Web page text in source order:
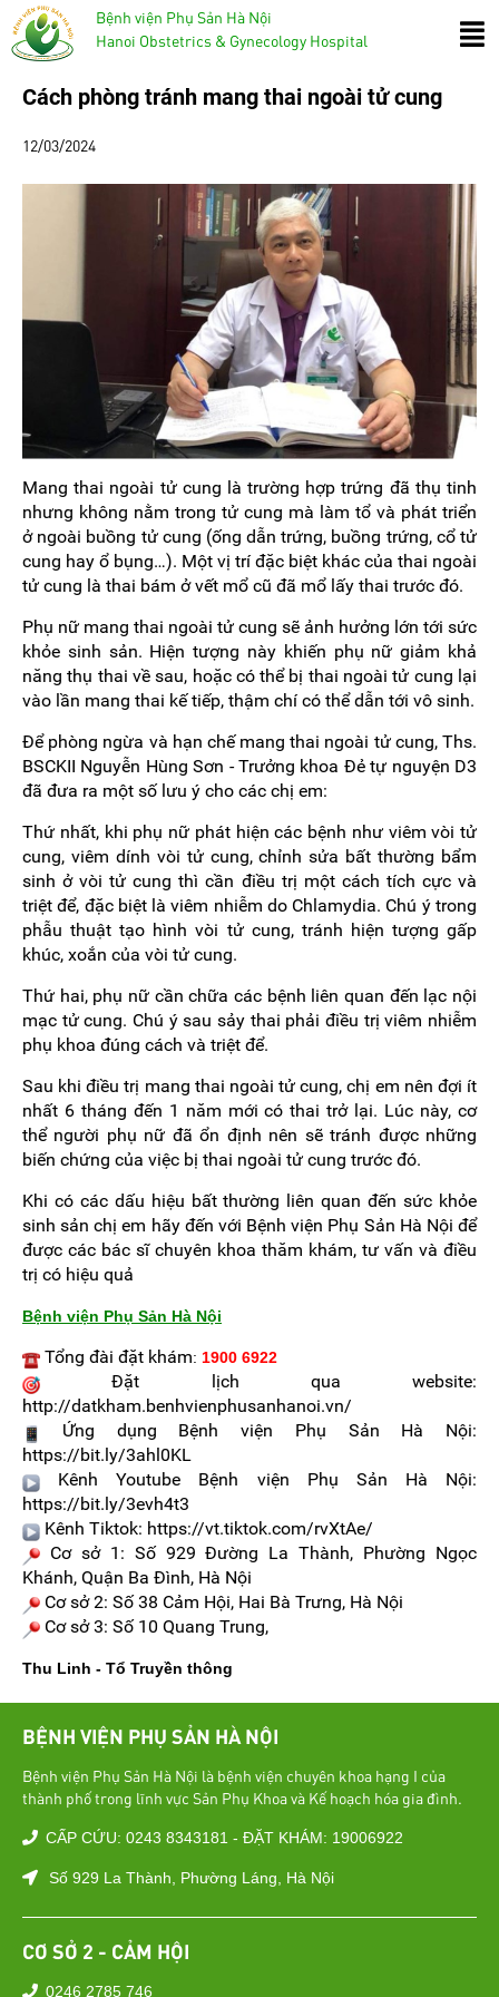
Bệnh viện Phụ Sản Hà Nội
Hanoi Obstetrics & Gynecology Hospital
Cách phòng tránh mang thai ngoài tử cung
12/03/2024
Mang thai ngoài tử cung là trường hợp trứng đã thụ tinh
nhưng không nằm trong tử cung mà làm tổ và phát triển
ở ngoài buồng tử cung (ống dẫn trứng, buồng trứng, cổ tử
cung hay ổ bụng…). Một vị trí đặc biệt khác của thai ngoài
tử cung là thai bám ở vết mổ cũ đã mổ lấy thai trước đó.
Phụ nữ mang thai ngoài tử cung sẽ ảnh hưởng lớn tới sức
khỏe sinh sản. Hiện tượng này khiến phụ nữ giảm khả
năng thụ thai về sau, hoặc có thể bị thai ngoài tử cung lại
vào lần mang thai kế tiếp, thậm chí có thể dẫn tới vô sinh.
Để phòng ngừa và hạn chế mang thai ngoài tử cung, Ths.
BSCKII Nguyễn Hùng Sơn - Trưởng khoa Đẻ tự nguyện D3
đã đưa ra một số lưu ý cho các chị em:
Thứ nhất, khi phụ nữ phát hiện các bệnh như viêm vòi tử
cung, viêm dính vòi tử cung, chỉnh sửa bất thường bẩm
sinh ở vòi tử cung thì cần điều trị một cách tích cực và
triệt để, đặc biệt là viêm nhiễm do Chlamydia. Chú ý trong
phẫu thuật tạo hình vòi tử cung, tránh hiện tượng gấp
khúc, xoắn của vòi tử cung.
Thứ hai, phụ nữ cần chữa các bệnh liên quan đến lạc nội
mạc tử cung. Chú ý sau sảy thai phải điều trị viêm nhiễm
phụ khoa đúng cách và triệt để.
Sau khi điều trị mang thai ngoài tử cung, chị em nên đợi ít
nhất 6 tháng đến 1 năm mới có thai trở lại. Lúc này, cơ
thể người phụ nữ đã ổn định nên sẽ tránh được những
biến chứng của việc bị thai ngoài tử cung trước đó.
Khi có các dấu hiệu bất thường liên quan đến sức khỏe
sinh sản chị em hãy đến với Bệnh viện Phụ Sản Hà Nội để
được các bác sĩ chuyên khoa thăm khám, tư vấn và điều
trị có hiệu quả
Bệnh viện Phụ Sản Hà Nội
Tổng đài đặt khám: 1900 6922
Đặt lịch qua website:
http://datkham.benhvienphusanhanoi.vn/
Ứng dụng Bệnh viện Phụ Sản Hà Nội:
https://bit.ly/3ahl0KL
Kênh Youtube Bệnh viện Phụ Sản Hà Nội:
https://bit.ly/3evh4t3
Kênh Tiktok: https://vt.tiktok.com/rvXtAe/
Cơ sở 1: Số 929 Đường La Thành, Phường Ngọc
Khánh, Quận Ba Đình, Hà Nội
Cơ sở 2: Số 38 Cảm Hội, Hai Bà Trưng, Hà Nội
Cơ sở 3: Số 10 Quang Trung,
Thu Linh - Tổ Truyền thông
BỆNH VIỆN PHỤ SẢN HÀ NỘI
Bệnh viện Phụ Sản Hà Nội là bệnh viện chuyên khoa hạng I của
thành phố trong lĩnh vực Sản Phụ Khoa và Kế hoạch hóa gia đình.
CẤP CỨU: 0243 8343181 - ĐẶT KHÁM: 19006922
Số 929 La Thành, Phường Láng, Hà Nội
CƠ SỞ 2 - CẢM HỘI
0246 2785 746